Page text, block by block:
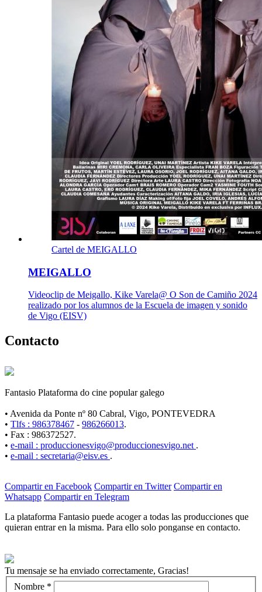
Cartel de MEIGALLO
MEIGALLO
Videoclip de Meigallo, Kike Varela@ O Son de Camiño 2024
realizado por los alumnos de la Escuela de imagen y sonido
de Vigo (EISV)
Contacto
Fantasio Plataforma do cine popular galego
• Avenida da Ponte nº 80 Cabral, Vigo, PONTEVEDRA
• Tlfs : 986378467 - 986266013.
• Fax : 986372527.
• e-mail : produccionesvigo@produccionesvigo.net .
• e-mail : secretaria@eisv.es .
Compartir en Facebook Compartir en Twitter Compartir en
Whatsapp Compartir en Telegram
La plataforma Fantasio puede acoger a todas las producciones que
quieran entrar en la misma. Para ello solo ponganse en contacto.
Tu mensaje se ha enviado correctamente, Gracias!
Nombre *